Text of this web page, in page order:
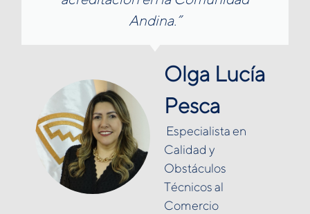
Andina.”
Olga Lucía
Pesca
Especialista en
Calidad y
Obstáculos
Técnicos al
Comercio